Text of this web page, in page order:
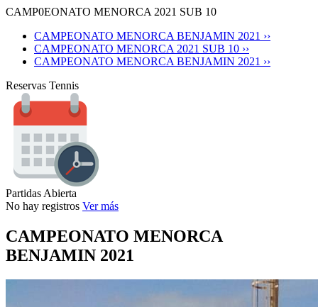
CAMP0EONATO MENORCA 2021 SUB 10
CAMPEONATO MENORCA BENJAMIN 2021 ››
CAMPEONATO MENORCA 2021 SUB 10 ››
CAMPEONATO MENORCA BENJAMIN 2021 ››
Reservas Tennis
Partidas Abierta
No hay registros Ver más
CAMPEONATO MENORCA
BENJAMIN 2021